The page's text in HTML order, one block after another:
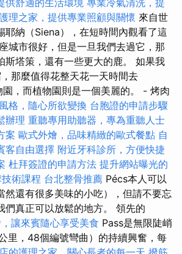
供舒適的生活環境 專業冷氣清洗，提
理之家，提供專業照顧與關懷 來自世
耶納（Siena），在短時間內觀看了這
城市很好，但是一旦我們去過它，那
斯塔策，還有一些更大的鹿。 如果我
那麼值得花整天花一天時間去
，而植物園則是一個美麗的。 - 烤肉
格，隨心所欲變換 台胞證的申請步驟
辦理 重聽專用助聽器，專為重聽人士
案 歐式外燴，品味精緻的歐式餐點 自
客自由選擇 附近牙科診所，方便快捷
杜拜簽證的申請方法 提升網站曝光的
術課程 台北整骨推薦 Pécs本人可以
然還有很多美味的小吃），但請不要忘
們真正可以放鬆的地方。 領先的
讓來賓隨心享受美食 Pass是無限陡峭
里，48個編號彎曲）的持續興奮，每